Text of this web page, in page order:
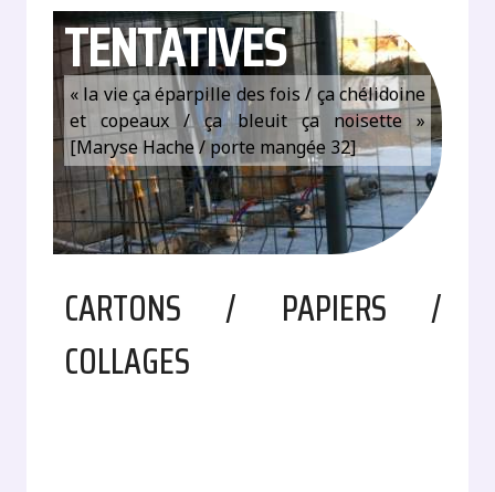
TENTATIVES
« la vie ça éparpille des fois / ça chélidoine
et copeaux / ça bleuit ça noisette »
[Maryse Hache / porte mangée 32]
CARTONS / PAPIERS /
COLLAGES